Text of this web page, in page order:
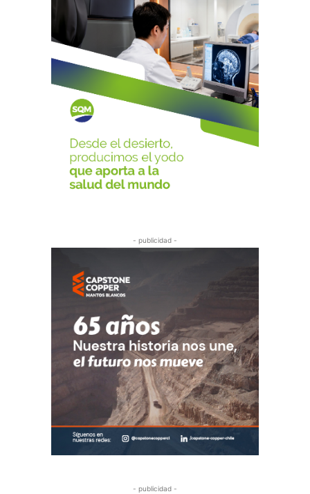
- publicidad -
- publicidad -